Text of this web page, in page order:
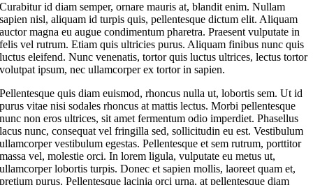
Curabitur id diam semper, ornare mauris at, blandit enim. Nullam
sapien nisl, aliquam id turpis quis, pellentesque dictum elit. Aliquam
auctor magna eu augue condimentum pharetra. Praesent vulputate in
felis vel rutrum. Etiam quis ultricies purus. Aliquam finibus nunc quis
luctus eleifend. Nunc venenatis, tortor quis luctus ultrices, lectus tortor
volutpat ipsum, nec ullamcorper ex tortor in sapien.
Pellentesque quis diam euismod, rhoncus nulla ut, lobortis sem. Ut id
purus vitae nisi sodales rhoncus at mattis lectus. Morbi pellentesque
nunc non eros ultrices, sit amet fermentum odio imperdiet. Phasellus
lacus nunc, consequat vel fringilla sed, sollicitudin eu est. Vestibulum
ullamcorper vestibulum egestas. Pellentesque et sem rutrum, porttitor
massa vel, molestie orci. In lorem ligula, vulputate eu metus ut,
ullamcorper lobortis turpis. Donec et sapien mollis, laoreet quam et,
pretium purus. Pellentesque lacinia orci urna, at pellentesque diam